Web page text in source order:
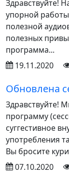
Здравствуйте!
упорной
полезной
полезных
программа...
19.11.2020
Обновлена
Здравствуйте!
программу
суггестивное
употребления
Вы бросите
07.10.2020